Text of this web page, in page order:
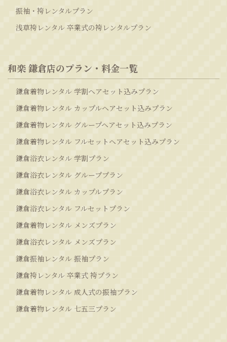
振袖・袴レンタルプラン
浅草袴レンタル 卒業式の袴レンタルプラン
和楽 鎌倉店のプラン・料金一覧
鎌倉着物レンタル 学割ヘアセット込みプラン
鎌倉着物レンタル カップルヘアセット込みプラン
鎌倉着物レンタル グループヘアセット込みプラン
鎌倉着物レンタル フルセットヘアセット込みプラン
鎌倉浴衣レンタル 学割プラン
鎌倉浴衣レンタル グループプラン
鎌倉浴衣レンタル カップルプラン
鎌倉浴衣レンタル フルセットプラン
鎌倉着物レンタル メンズプラン
鎌倉浴衣レンタル メンズプラン
鎌倉振袖レンタル 振袖プラン
鎌倉袴レンタル 卒業式 袴プラン
鎌倉着物レンタル 成人式の振袖プラン
鎌倉着物レンタル 七五三プラン